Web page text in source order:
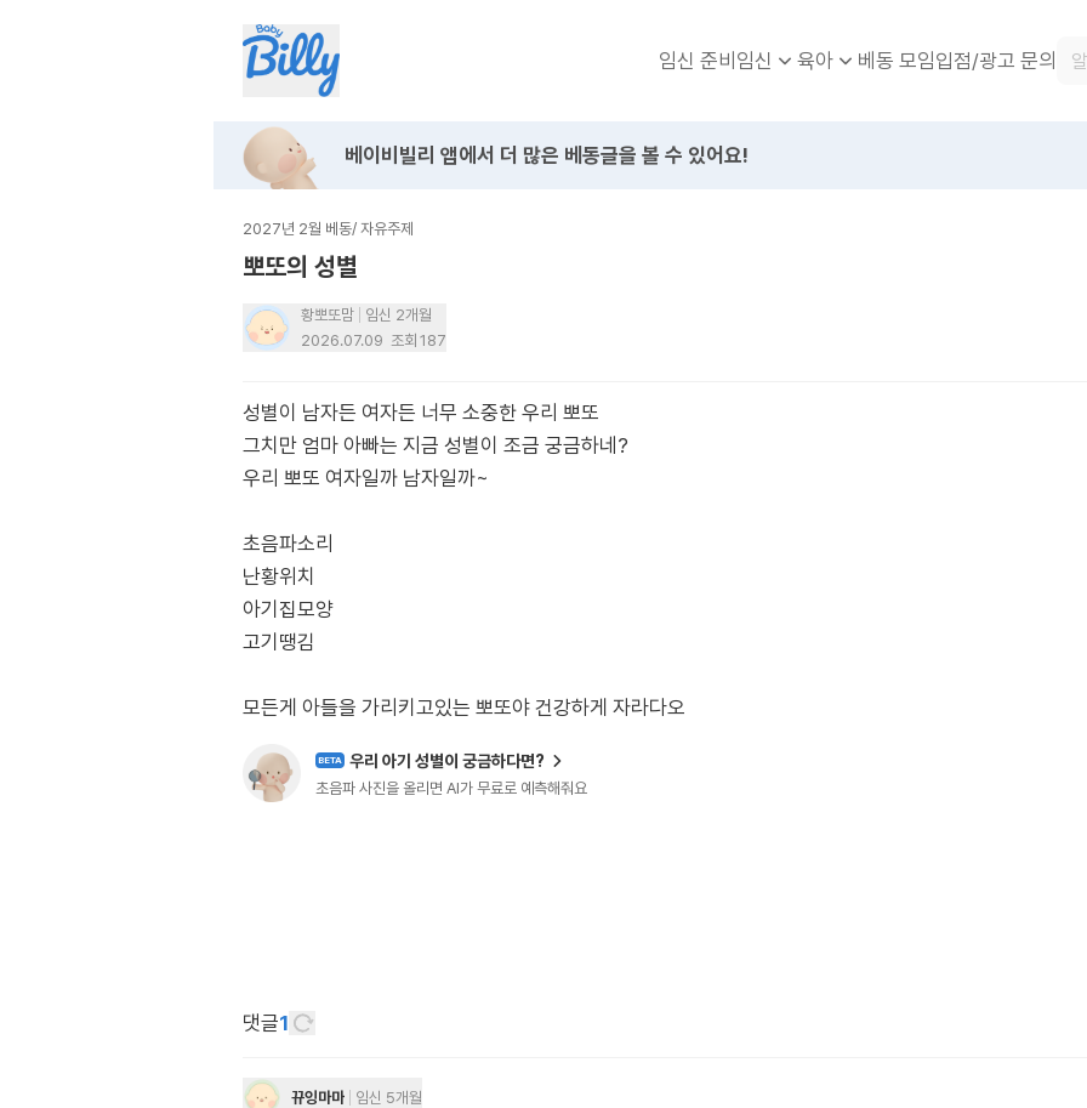
임신 준비임신 육아 베동 모임입점/광고 문의
베이비빌리 앱에서 더 많은 베동글을 볼 수 있어요!
2027년 2월 베동/ 자유주제
뽀또의 성별
황뽀또맘
임신 2개월
2026.07.09 조회 187
성별이 남자든 여자든 너무 소중한 우리 뽀또
그치만 엄마 아빠는 지금 성별이 조금 궁금하네?
우리 뽀또 여자일까 남자일까~
초음파소리
난황위치
아기집모양
고기땡김
모든게 아들을 가리키고있는 뽀또야 건강하게 자라다오
BETA 우리 아기 성별이 궁금하다면?
초음파 사진을 올리면 AI가 무료로 예측해줘요
댓글1
뀨잉마마 임신 5개월